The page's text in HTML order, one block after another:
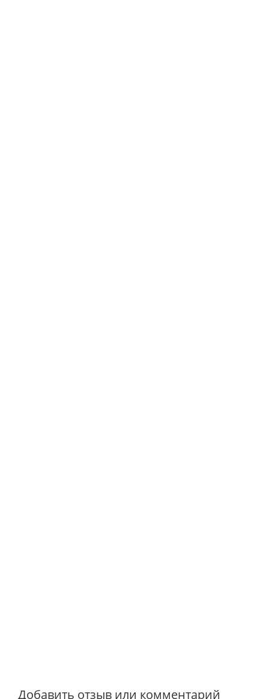
Добавить отзыв или комментарий